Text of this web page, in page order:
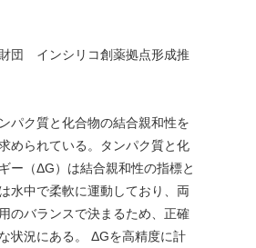
財団 インシリコ創薬拠点形成推
パク質と化合物の結合親和性を
められている。タンパク質と化
ー（ΔG）は結合親和性の指標と
水中で柔軟に運動しており、両
のバランスで決まるため、正確
状況にある。 ΔGを高精度に計